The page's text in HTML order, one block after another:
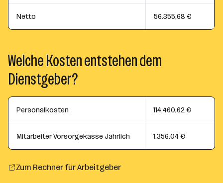
Netto 56.355,68 €
Welche Kosten entstehen dem
Dienstgeber?
Personalkosten 114.460,62 €
Mitarbeiter Vorsorgekasse Jährlich 1.356,04 €
Zum Rechner für Arbeitgeber